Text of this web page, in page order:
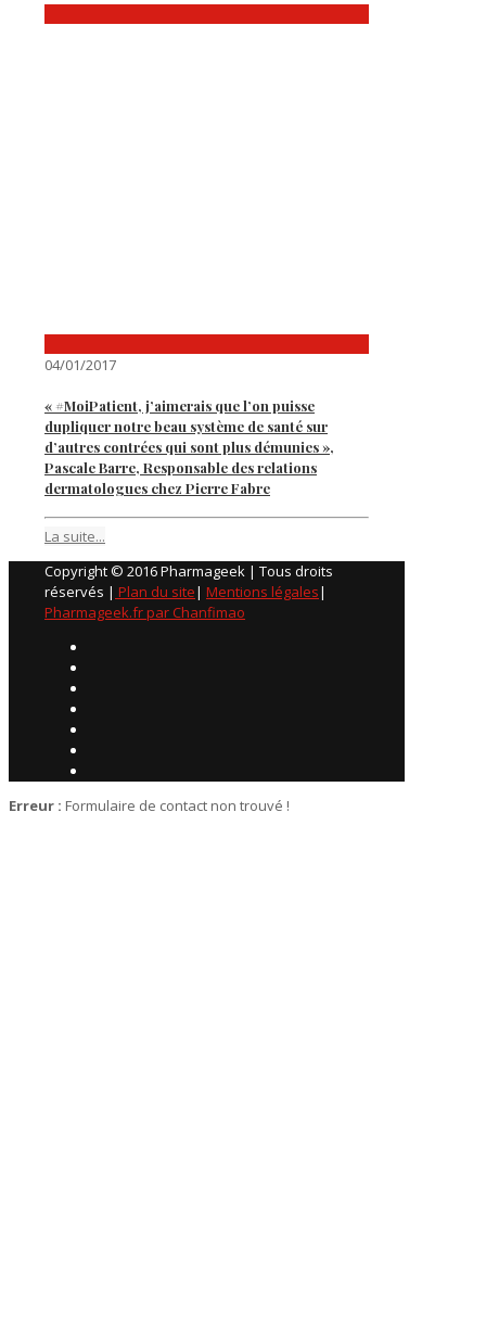
04/01/2017
« #MoiPatient, j’aimerais que l’on puisse
dupliquer notre beau système de santé sur
d’autres contrées qui sont plus démunies »,
Pascale Barre, Responsable des relations
dermatologues chez Pierre Fabre
La suite...
Copyright © 2016 Pharmageek | Tous droits
réservés | Plan du site| Mentions légales|
Pharmageek.fr par Chanfimao
Erreur : Formulaire de contact non trouvé !